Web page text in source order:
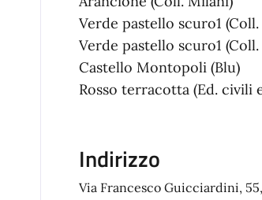
Verde pastello scuro1
Verde pastello scuro1 (Coll.
Castello Montopoli (Blu)
Rosso terracotta (Ed. civili
Indirizzo
Via Francesco Guicciardini,